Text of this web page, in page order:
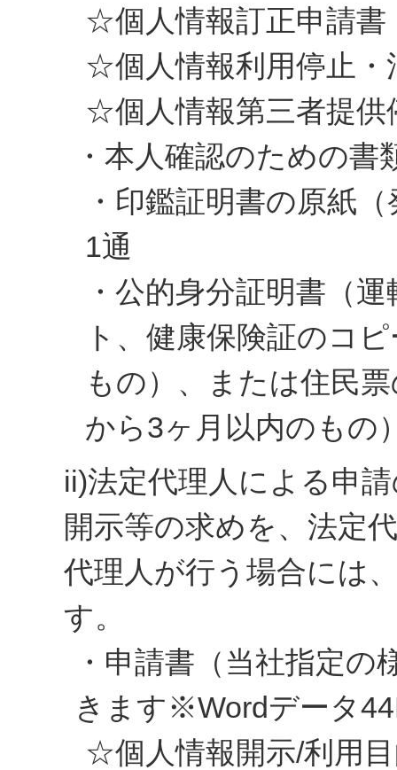
☆個人情報訂正申請書
☆個人情報利用停止・
☆個人情報第三者提供
・本人確認のための書
・印鑑証明書の原紙
1通
・公的身分証明書（
ト、健康保険証のコ
もの）、または住民
から3ヶ月以内のも
ii)法定代理人による申
開示等の求めを、法定
代理人が行う場合には
す。
・申請書（当社指定の
きます※Wordデータ
☆個人情報開示/利用